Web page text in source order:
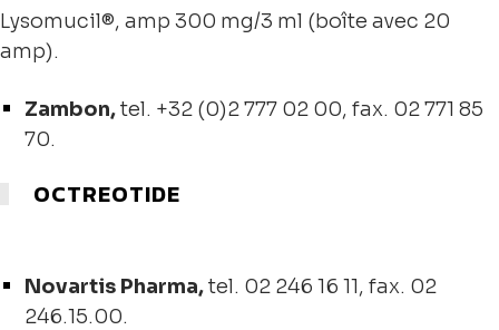
Lysomucil®, amp 300 mg/3 ml (boîte avec 20
amp).
Zambon,tel. +32 (0)2 777 02 00, fax. 02 771 85
70.
OCTREOTIDE
Novartis Pharma,tel. 02 246 16 11, fax. 02
246.15.00.